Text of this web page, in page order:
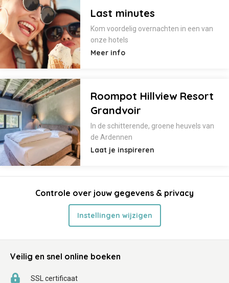
Last minutes
Kom voordelig overnachten in een van
onze hotels
Meer info
Roompot Hillview Resort
Grandvoir
In de schitterende, groene heuvels van
de Ardennen
Laat je inspireren
Controle over jouw gegevens & privacy
Instellingen wijzigen
Veilig en snel online boeken
SSL certificaat